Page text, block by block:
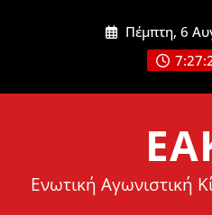
Πέμπτη, 6
Ενωτική Αγωνιστική